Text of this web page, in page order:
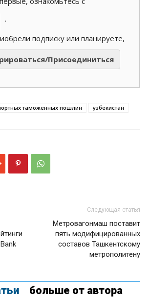
.
подписку или планируете,
Присоединиться
таможенных пошлин узбекистан
Следующая статья
Метровагонмаш поставит
пять модифицированных
составов Ташкентскому
метрополитену
больше от автора